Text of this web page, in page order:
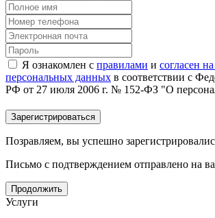
Я ознакомлен с правилами и согласен
персональных данных в соответствии с
РФ от 27 июля 2006 г. № 152-ФЗ "О
Позравляем, вы успешно
Письмо с подтверждением отправлено на
Продолжить
Услуги